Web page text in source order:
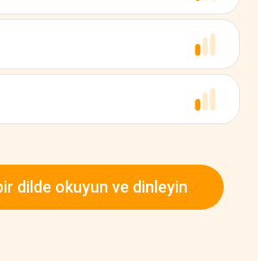
dilde okuyun ve dinleyin